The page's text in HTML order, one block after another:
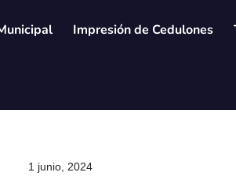
Impresión de Cedulones
1 junio, 2024